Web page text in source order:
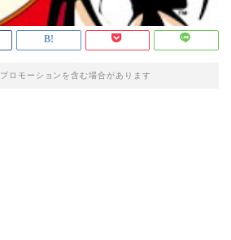
ロモーションを含む場合があります